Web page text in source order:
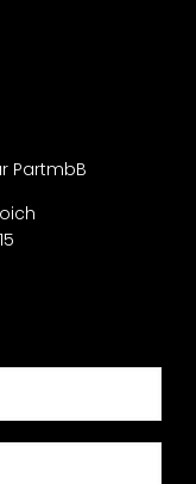
PartmbB